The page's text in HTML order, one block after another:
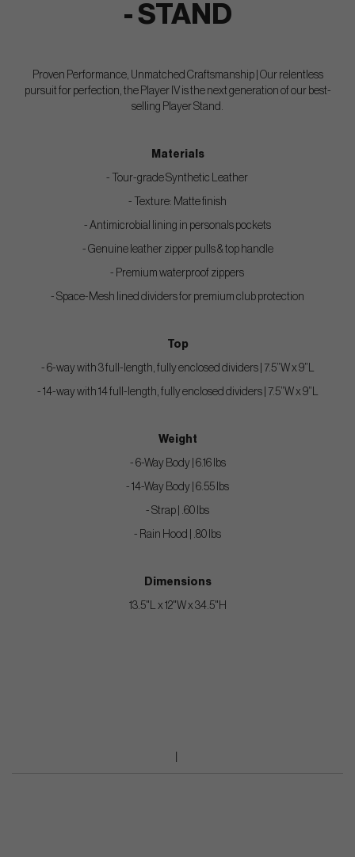
- STAND
Proven Performance, Unmatched Craftsmanship | Our relentless
pursuit for perfection, the Player IV is the next generation of our best-
selling Player Stand.
Materials
- Tour-grade Synthetic Leather
- Texture: Matte finish
- Antimicrobial lining in personals pockets
- Genuine leather zipper pulls & top handle
- Premium waterproof zippers
- Space-Mesh lined dividers for premium club protection
Top
- 6-way with 3 full-length, fully enclosed dividers | 7.5”W x 9”L
- 14-way with 14 full-length, fully enclosed dividers | 7.5”W x 9”L
Weight
- 6-Way Body | 6.16 lbs
- 14-Way Body | 6.55 lbs
- Strap | .60 lbs
- Rain Hood | .80 lbs
Dimensions
13.5"L x 12"W x 34.5"H